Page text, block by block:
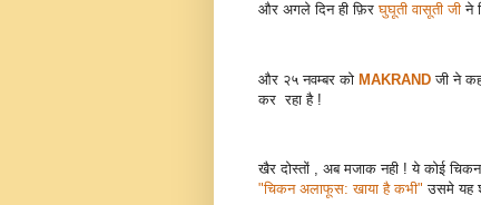
और अगले दिन ही फ़िरघुघूती वासूती जी ने
और २५ नवम्बर को MAKRAND जी ने
कर रहा है !
खैर दोस्तों , अब मजाक नही ! ये कोई
"चिकन अलाफूस: खाया है कभी" उसमे यह